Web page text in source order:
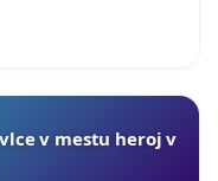
v mestu heroj v